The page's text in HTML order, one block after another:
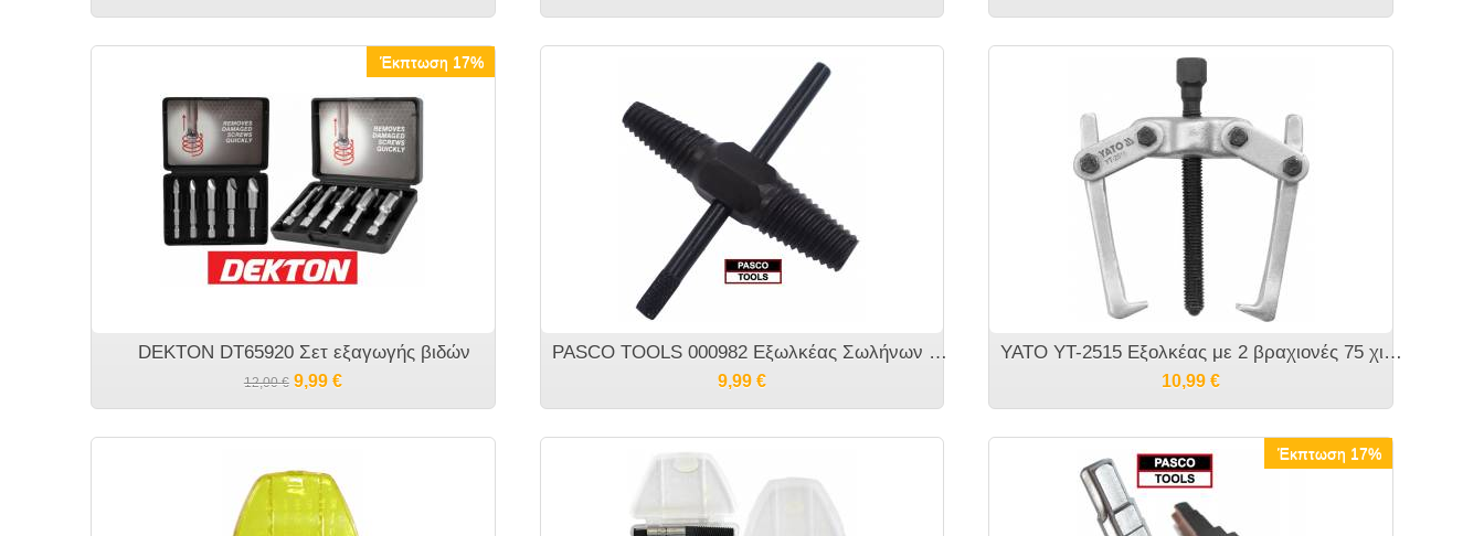
Έκπτωση 17%
DEKTON DT65920 Σετ εξαγωγής βιδών
12,00 € 9,99 €
PASCO TOOLS 000982 Εξωλκέας Σωλήνων 2 άκρων 1/2" και 3/4"
9,99 €
YATO YT-2515 Εξολκέας με 2 βραχιονές 75 χιλιοστών
10,99 €
Έκπτωση 17%